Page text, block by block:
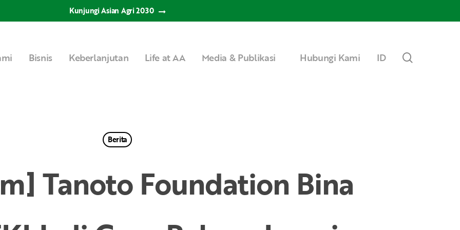
Kunjungi Asian Agri 2030
Bisnis Keberlanjutan Life at AA Media & Publikasi Hubungi Kami ID
Berita